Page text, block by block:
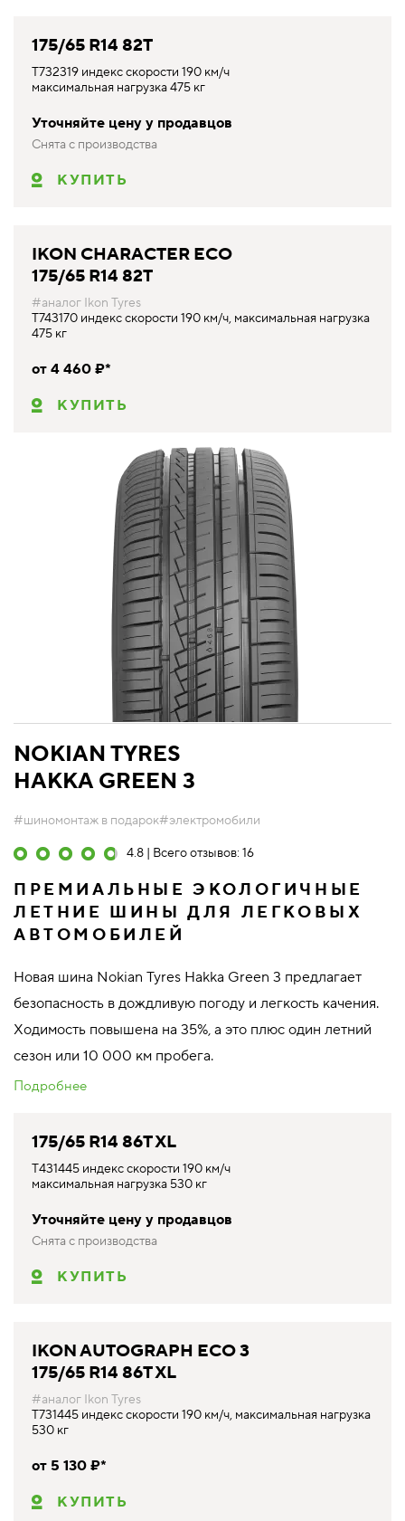
175/65 R14 82T
T732319 индекс скорости 190 км/ч
максимальная нагрузка 475 кг
Уточняйте цену у продавцов
Снята с производства
КУПИТЬ
IKON CHARACTER ECO
175/65 R14 82T
#аналог Ikon Tyres
T743170 индекс скорости 190 км/ч, максимальная нагрузка
475 кг
от 4 460 ₽*
КУПИТЬ
NOKIAN TYRES
HAKKA GREEN 3
#шиномонтаж в подарок#электромобили
4.8 | Всего отзывов: 16
ПРЕМИАЛЬНЫЕ ЭКОЛОГИЧНЫЕ
ЛЕТНИЕ ШИНЫ ДЛЯ ЛЕГКОВЫХ
АВТОМОБИЛЕЙ
Новая шина Nokian Tyres Hakka Green 3 предлагает
безопасность в дождливую погоду и легкость качения.
Ходимость повышена на 35%, а это плюс один летний
сезон или 10 000 км пробега.
Подробнее
175/65 R14 86T XL
T431445 индекс скорости 190 км/ч
максимальная нагрузка 530 кг
Уточняйте цену у продавцов
Снята с производства
КУПИТЬ
IKON AUTOGRAPH ECO 3
175/65 R14 86T XL
#аналог Ikon Tyres
T731445 индекс скорости 190 км/ч, максимальная нагрузка
530 кг
от 5 130 ₽*
КУПИТЬ